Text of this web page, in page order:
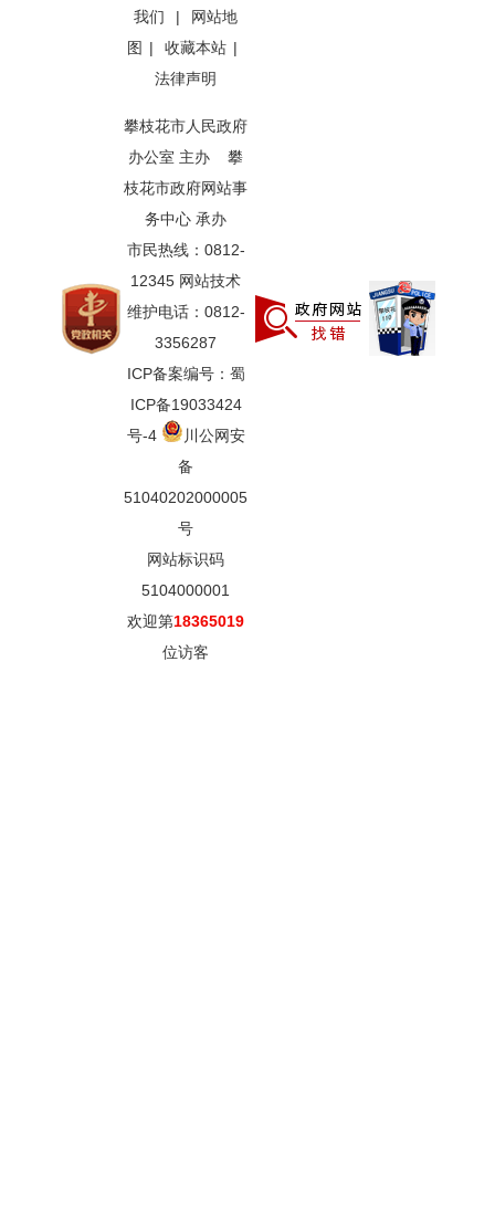
我们 |
网站地
图 | 收藏本站 |
法律声明
攀枝花市人民政府
办公室 主办 攀
枝花市政府网站事
务中心 承办
市民热线：0812-
12345 网站技术
维护电话：0812-
3356287
ICP备案编号：蜀
ICP备19033424
号-4
川公网安
备
51040202000005
号
网站标识码
5104000001
欢迎第18365019
位访客